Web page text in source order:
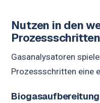
Nutzen in den
Prozessschritten
Gasanalysatoren
Prozessschritten eine
Biogasaufbereitung